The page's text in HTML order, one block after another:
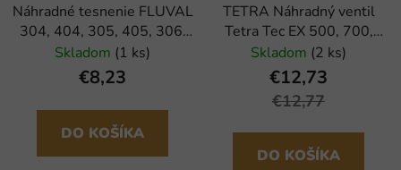
Náhradné tesnenie FLUVAL
304, 404, 305, 405, 306,
406 (1ks)
Skladom (1 ks)
€8,23
DO KOŠÍKA
TETRA Náhradný ventil
Tetra Tec EX 500, 700,
1000 (2ks)
Skladom (2 ks)
€12,73
€12,77
DO KOŠÍKA